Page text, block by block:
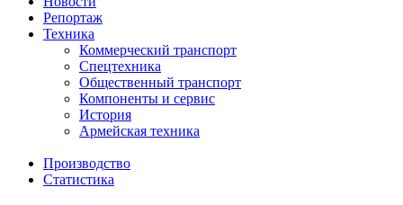
Репортаж
Техника
Коммерческий транспорт
Спецтехника
Общественный транспорт
Компоненты и сервис
История
Армейская техника
Производство
Статистика